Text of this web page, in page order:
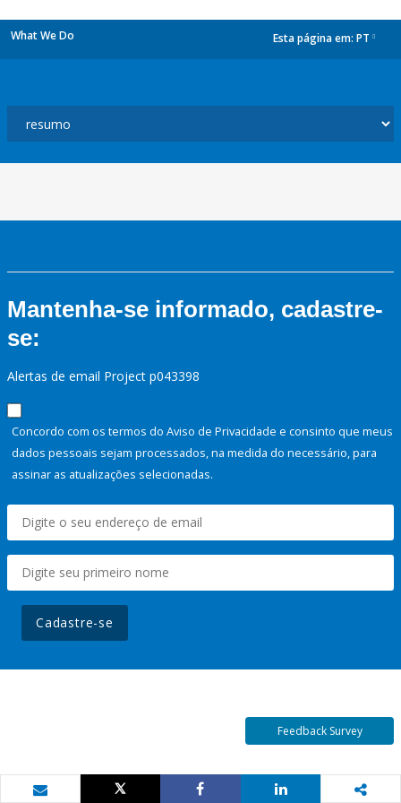
What We Do Esta página em: PT
Mantenha-se informado, cadastre-
se:
Alertas de email Project p043398
Concordo com os termos do Aviso de Privacidade e consinto que meus
dados pessoais sejam processados, na medida do necessário, para
assinar as atualizações selecionadas.
Cadastre-se
Feedback Survey